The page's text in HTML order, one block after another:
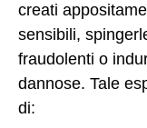
creati
sensibili,
fraudolenti o
dannose. Tale
di: